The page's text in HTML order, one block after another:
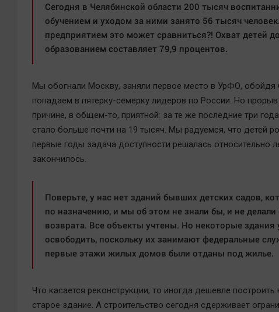
Сегодня в Челябинской области 200 тысяч
обучением и уходом за ними занято 56 тысяч
предприятием это может сравниться?! Охват детей
образованием составляет 79,9 процентов.
Мы обогнали Москву, заняли первое место в УрФО, обойдя
попадаем в пятерку-семерку лидеров по России. Но прорыв
причине, в общем-то, приятной: за те же последние три
стало больше почти на 19 тысяч. Мы радуемся, что детей
первые годы задача доступности решалась относительно
закончилось.
Поверьте, у нас нет зданий бывших детских садов,
по назначению, и мы об этом не знали бы, и не
возврата. Все объекты учтены. Но некоторые
освободить, поскольку их занимают федеральные
первые этажи жилых домов были отданы под жилье.
Что касается реконструкции, то иногда дешевле
старое здание. А строительство сегодня сдерживает